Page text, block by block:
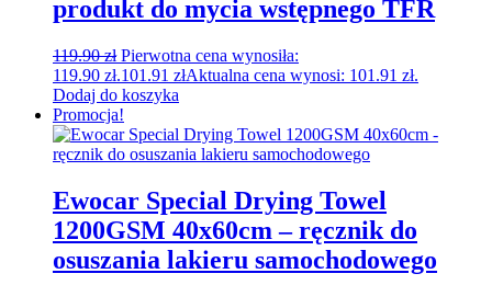
produkt do mycia wstępnego TFR
119.90zł Pierwotna cena wynosiła:
119.90 zł.101.91 złAktualna cena wynosi: 101.91 zł.
Dodaj do koszyka
Promocja!
Ewocar Special Drying Towel
1200GSM 40x60cm – ręcznik do
osuszania lakieru samochodowego